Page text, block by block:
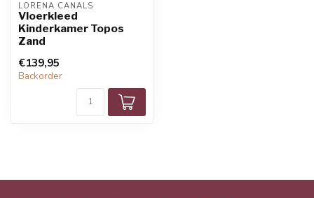
LORENA CANALS
Vloerkleed
Kinderkamer Topos
Zand
€139,95
Backorder